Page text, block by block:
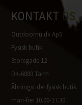
KONTAKT OS
Outdoornu.dk ApS
Fysisk butik:
Storegade 12
DK-6880 Tarm
Åbningstider fysisk butik:
man-fre: 10.00-17.30